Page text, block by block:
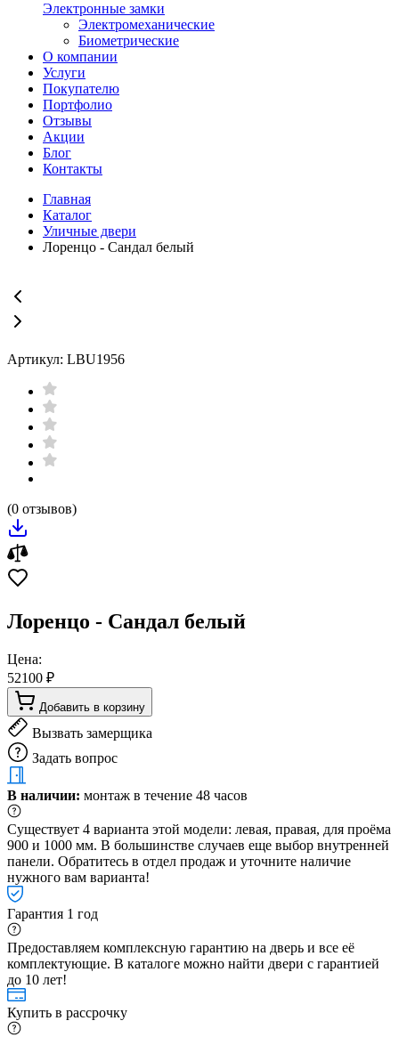
Электронные замки
Электромеханические
Биометрические
О компании
Услуги
Покупателю
Портфолио
Отзывы
Акции
Блог
Контакты
Главная
Каталог
Уличные двери
Лоренцо - Сандал белый
Артикул: LBU1956
(0 отзывов)
Лоренцо - Сандал белый
Цена:
52100 ₽
Добавить в корзину
Вызвать замерщика
Задать вопрос
В наличии: монтаж в течение 48 часов
Существует 4 варианта этой модели: левая, правая, для проёма
900 и 1000 мм. В большинстве случаев еще выбор внутренней
панели. Обратитесь в отдел продаж и уточните наличие
нужного вам варианта!
Гарантия 1 год
Предоставляем комплексную гарантию на дверь и все её
комплектующие. В каталоге можно найти двери с гарантией
до 10 лет!
Купить в рассрочку